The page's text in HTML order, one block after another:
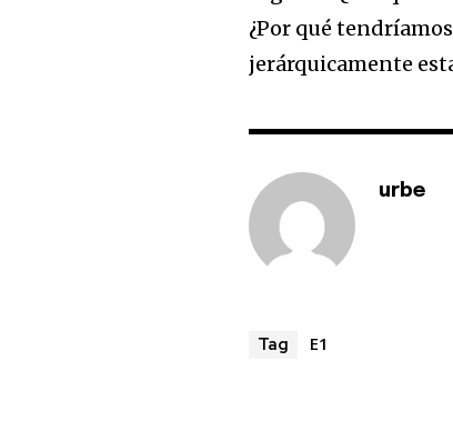
¿Por qué
jerárquicamente
urbe
Tag E1